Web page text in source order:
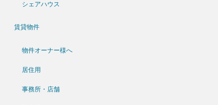
シェアハウス
賃貸物件
物件オーナー様へ
居住用
事務所・店舗